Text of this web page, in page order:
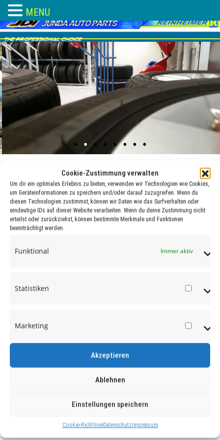
Cookie-Zustimmung verwalten
Um dir ein optimales Erlebnis zu bieten, verwenden wir Technologien wie Cookies,
um Geräteinformationen zu speichern und/oder darauf zuzugreifen. Wenn du
diesen Technologien zustimmst, können wir Daten wie das Surfverhalten oder
eindeutige IDs auf dieser Website verarbeiten. Wenn du deine Zustimmung nicht
erteilst oder zurückziehst, können bestimmte Merkmale und Funktionen
beeinträchtigt werden.
Funktional Immer aktiv
Statistiken
Marketing
Akzeptieren
Ablehnen
Einstellungen speichern
Cookie-RichtlinieDatenschutzImpressum
Skip
to
content
Reifenreparaturmateril
adocom_Webservice 19 Jan. , 2018
MENU